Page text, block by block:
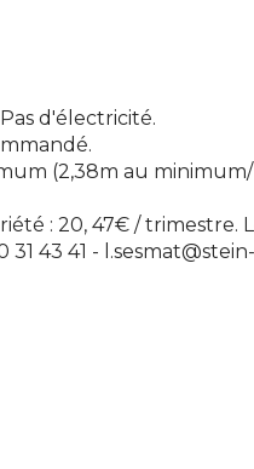
d'électricité.
(2,38m au
: 20, 47€ /
31 43 41 -